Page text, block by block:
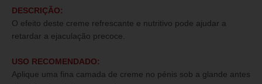
DESCRIÇÃO:
O efeito deste creme refrescante e nutritivo pode ajudar a
retardar a ejaculação precoce.
USO RECOMENDADO:
Aplique uma fina camada de creme no pénis sob a glande antes